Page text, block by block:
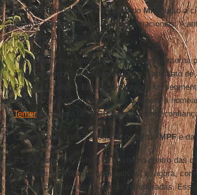
doPGR compromete a imagem doMPF junto a
direitos humanos internacionais e nacionais. A
para fora, os rachas internos.
Nos próximos meses crescerá a disputa interna
provavelmente entre
Nicolau Dino , candidato de
Paulo, e a própria
Ela , representando os
vez, não se terá um presidente disposto a
Temerescolherá umPGRda sua estrita
Como ficará, então, o jogo de poder doMPFe da
Lava Jatocriou ilhas de privilégio dentro das
premiada com diárias cumulativas, e, agora,
com percentuais das quantias recuperadas.